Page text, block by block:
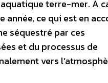
terre-mer. À
ce qui est en
séquestré par ces
et du processus de
vers